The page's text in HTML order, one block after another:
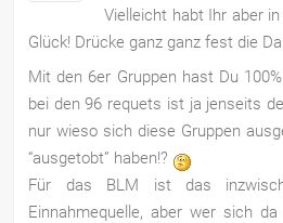
Vielleicht habt Ihr aber
Glück! Drücke ganz ganz fest die
Mit den 6er Gruppen hast Du
bei den 96 requets ist ja jenseits
nur wieso sich diese Gruppen
“ausgetobt” haben!?
Für das BLM ist das
Einnahmequelle, aber wer sich